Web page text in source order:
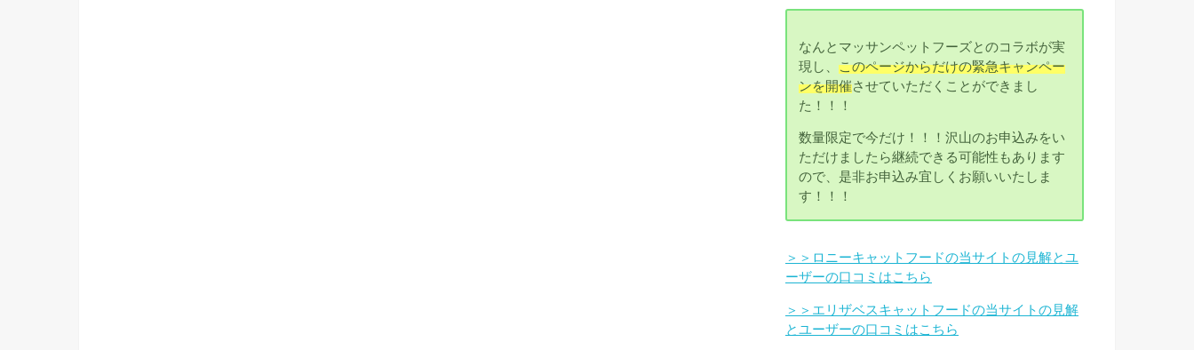
なんとマッサンペットフーズとのコラボが実
現し、このページからだけの緊急キャンペー
ンを開催させていただくことができまし
た！！！
数量限定で今だけ！！！沢山のお申込みをい
ただけましたら継続できる可能性もあります
ので、是非お申込み宜しくお願いいたしま
す！！！
＞＞ロニーキャットフードの当サイトの見解とユ
ーザーの口コミはこちら
＞＞エリザベスキャットフードの当サイトの見解
とユーザーの口コミはこちら